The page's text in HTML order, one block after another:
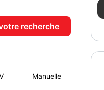
Manuelle